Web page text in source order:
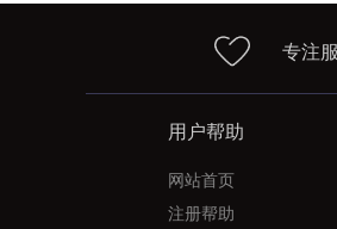
专注
用户帮助
网站首页
注册帮助